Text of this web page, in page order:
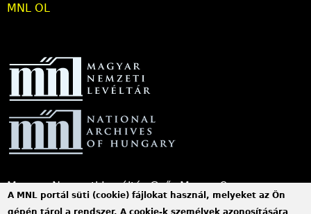
MNL OL
Magyar Nemzeti Levéltár Győr-Moson-Sopron
Vármegye Győri Levéltára
A MNL portál süti (cookie) fájlokat használ, melyeket az Ön
gépén tárol a rendszer. A cookie-k személyek azonosítására